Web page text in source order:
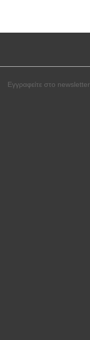
Εγγραφείτε στο newsletter